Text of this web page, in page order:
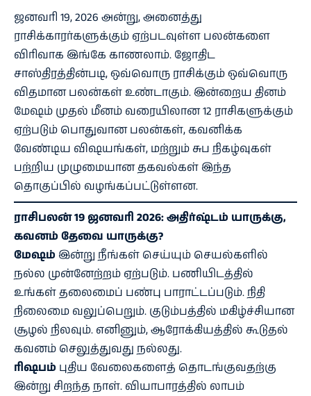
ஜனவரி 19, 2026 அன்று, அனைத்து
ராசிக்காரர்களுக்கும் ஏற்படவுள்ள பலன்களை
விரிவாக இங்கே காணலாம். ஜோதிட
சாஸ்திரத்தின்படி, ஒவ்வொரு ராசிக்கும் ஒவ்வொரு
விதமான பலன்கள் உண்டாகும். இன்றைய தினம்
மேஷம் முதல் மீனம் வரையிலான 12 ராசிகளுக்கும்
ஏற்படும் பொதுவான பலன்கள், கவனிக்க
வேண்டிய விஷயங்கள், மற்றும் சுப நிகழ்வுகள்
பற்றிய முழுமையான தகவல்கள் இந்த
தொகுப்பில் வழங்கப்பட்டுள்ளன.
ராசிபலன் 19 ஜனவரி 2026: அதிர்ஷ்டம் யாருக்கு,
கவனம் தேவை யாருக்கு?
மேஷம் இன்று நீங்கள் செய்யும் செயல்களில்
நல்ல முன்னேற்றம் ஏற்படும். பணியிடத்தில்
உங்கள் தலைமைப் பண்பு பாராட்டப்படும். நிதி
நிலைமை வலுப்பெறும். குடும்பத்தில் மகிழ்ச்சியான
சூழல் நிலவும். எனினும், ஆரோக்கியத்தில் கூடுதல்
கவனம் செலுத்துவது நல்லது.
ரிஷபம் புதிய வேலைகளைத் தொடங்குவதற்கு
இன்று சிறந்த நாள். வியாபாரத்தில் லாபம்